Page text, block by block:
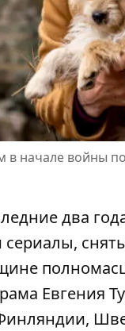
в начале войны
два
сериалы,
Евгения